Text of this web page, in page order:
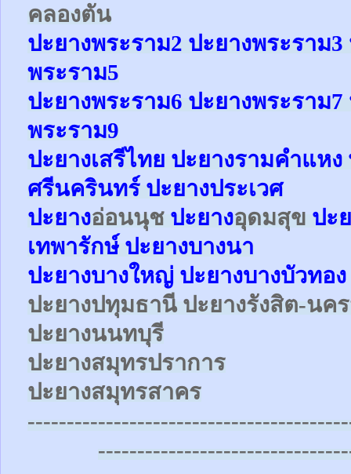
คลองตัน
ปะยางพระราม2 ปะยางพระราม3
พระราม5
ปะยางพระราม6 ปะยางพระราม7
พระราม9
ปะยางเสรีไทย ปะยางรามคำแห
ศรีนครินทร์ ปะยางประเวศ
ปะยางอ่อนนุช ปะยางอุดมสุข ปะ
เทพารักษ์ ปะยางบางนา
ปะยางบางใหญ่ ปะยางบางบัวทอ
ปะยางปทุมธานี ปะยางรังสิต-นค
ปะยางนนทบุรี
ปะยางสมุทรปราการ
ปะยางสมุทรสาคร